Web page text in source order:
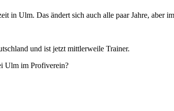
in Ulm. Das ändert sich auch alle paar Jahre, aber
und ist jetzt mittlerweile Trainer.
Ulm im Profiverein?